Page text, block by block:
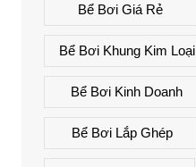
Bể Bơi Giá Rẻ
Bể Bơi Khung Kim Loại
Bể Bơi Kinh Doanh
Bể Bơi Lắp Ghép